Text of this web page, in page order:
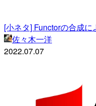
[小ネタ] Functorの合成
佐々木一洋
2022.07.07